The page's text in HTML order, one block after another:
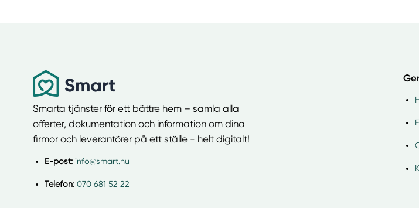
Smarta tjänster för ett bättre hem – samla alla
offerter, dokumentation och information om dina
firmor och leverantörer på ett ställe - helt digitalt!
E-post: info@smart.nu
Telefon: 070 681 52 22